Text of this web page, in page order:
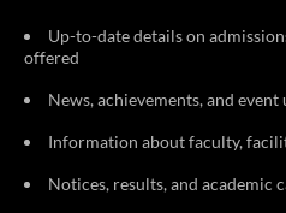
Up-to-date details on
offered
News, achievements, and
Information about faculty,
Notices, results, and academic